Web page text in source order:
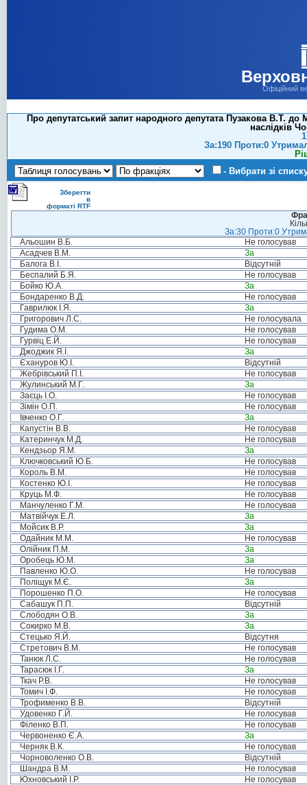
Офіційний
Про депутатський запит народного депутата Пузакова В.Т. до
наслідків
За:190 Проти:0
- Вибрати зі
Зберегти
в
форматі RTF
За:30 Проти:0
Альошин В.Б.
Не голосував
Асадчев В.М.
За
Балога В.І.
Відсутній
Беспалий Б.Я.
Не голосував
Бойко Ю.А.
За
Бондаренко В.Д.
Не голосував
Гаврилюк І.Я.
За
Григорович Л.С.
Не голосувала
Гудима О.М.
Не голосував
Гурвіц Е.Й.
Не голосував
Джоджик Я.І.
За
Єхануров Ю.І.
Відсутній
Жебрівський П.І.
Не голосував
Жулинський М.Г.
За
Заєць І.О.
Не голосував
Зімін О.П.
Не голосував
Івченко О.Г.
За
Капустін В.В.
Не голосував
Катеринчук М.Д.
Не голосував
Кендзьор Я.М.
За
Ключковський Ю.Б.
Не голосував
Король В.М.
Не голосував
Костенко Ю.І.
Не голосував
Круць М.Ф.
Не голосував
Манчуленко Г.М.
Не голосував
Матвійчук Е.Л.
За
Мойсик В.Р.
За
Одайник М.М.
Не голосував
Олійник П.М.
За
Оробець Ю.М.
За
Павленко Ю.О.
Не голосував
Поліщук М.Є.
За
Порошенко П.О.
Не голосував
Сабашук П.П.
Відсутній
Слободян О.В.
За
Сокирко М.В.
За
Стецько Я.Й.
Відсутня
Стретович В.М.
Не голосував
Танюк Л.С.
Не голосував
Тарасюк І.Г.
За
Ткач Р.В.
Не голосував
Томич І.Ф.
Не голосував
Трофименко В.В.
Відсутній
Удовенко Г.Й.
Не голосував
Філенко В.П.
Не голосував
Червоненко Є.А.
За
Черняк В.К.
Не голосував
Чорноволенко О.В.
Відсутній
Шандра В.М.
Не голосував
Юхновський І.Р.
Не голосував